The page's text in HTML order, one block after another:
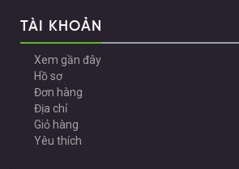
TÀI KHOẢN
Xem gần đây
Hồ sơ
Đơn hàng
Địa chỉ
Giỏ hàng
Yêu thích